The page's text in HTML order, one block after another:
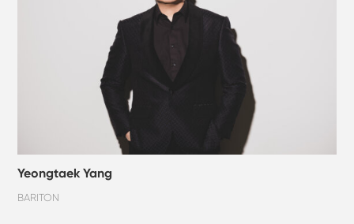
Yeongtaek Yang
BARITON